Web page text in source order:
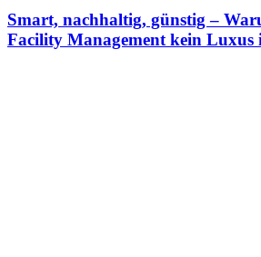
Smart, nachhaltig, günstig –
Facility Management kein Luxus